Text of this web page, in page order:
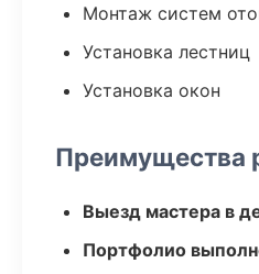
Монтаж систем
Установка лестниц
Установка окон
Преимущества
Выезд мастера в
Портфолио